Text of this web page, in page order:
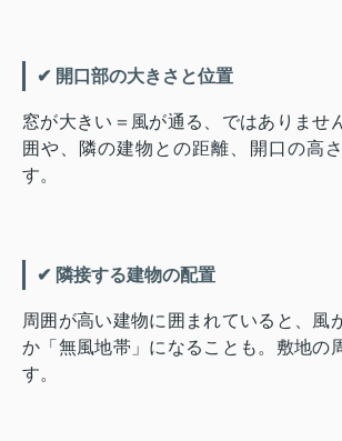
✔ 開口部の大きさと位置
窓が大きい＝風が通る、ではありませ
囲や、隣の建物との距離、開口の高
す。
✔ 隣接する建物の配置
周囲が高い建物に囲まれていると、風
か「無風地帯」になることも。敷地の
す。